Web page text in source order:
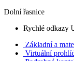
Dolní řasnice
Rychlé odkazy
Základní a
Virtuální